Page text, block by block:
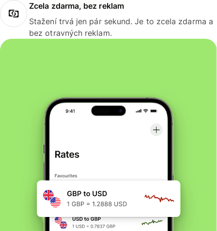
Zcela zdarma, bez reklam
Stažení trvá jen pár sekund. Je to zcela zdarma a
bez otravných reklam.